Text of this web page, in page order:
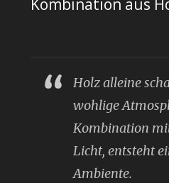
Kombination aus
Holz alleine
wohlige
Kombination
Licht, entsteht
Ambiente.